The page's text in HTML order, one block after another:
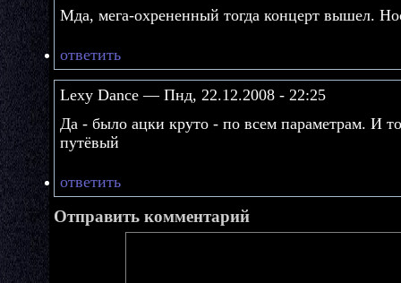
Мда, мега-охрененный тогда концерт вышел.
ответить
Lexy Dance — Пнд, 22.12.2008 - 22:25
Да - было ацки круто - по всем параметрам. И
путёвый
ответить
Отправить комментарий